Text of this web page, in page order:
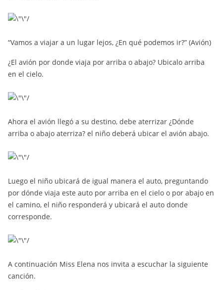
“Vamos a viajar a un lugar lejos, ¿En qué podemos ir?” (Avión)
¿El avión por donde viaja por arriba o abajo? Ubicalo arriba
en el cielo.
Ahora el avión llegó a su destino, debe aterrizar ¿Dónde
arriba o abajo aterriza? el niño deberá ubicar el avión abajo.
Luego el niño ubicará de igual manera el auto, preguntando
por dónde viaja este auto por arriba en el cielo o por abajo en
el camino, el niño responderá y ubicará el auto donde
corresponde.
A continuación Miss Elena nos invita a escuchar la siguiente
canción.